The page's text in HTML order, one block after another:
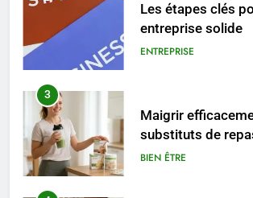
Maigrir
substituts de
conseils pratiques
BIEN ÊTRE
4
Postures de yoga
pour perdre du
rapidement et
BIEN ÊTRE